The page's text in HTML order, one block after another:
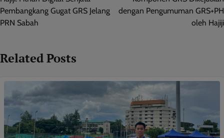
Pembangkang Gugat GRS Jelang
PRN Sabah
dengan Pengumuman GRS+PH
oleh Hajiji
Related Posts